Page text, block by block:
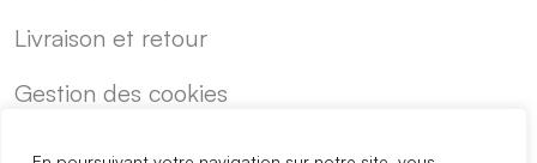
Livraison et retour
Gestion des cookies